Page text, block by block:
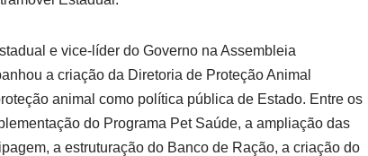
e vice-líder do Governo na Assembleia
a criação da Diretoria de Proteção Animal
animal como política pública de Estado. Entre os
do Programa Pet Saúde, a ampliação das
a estruturação do Banco de Ração, a criação do